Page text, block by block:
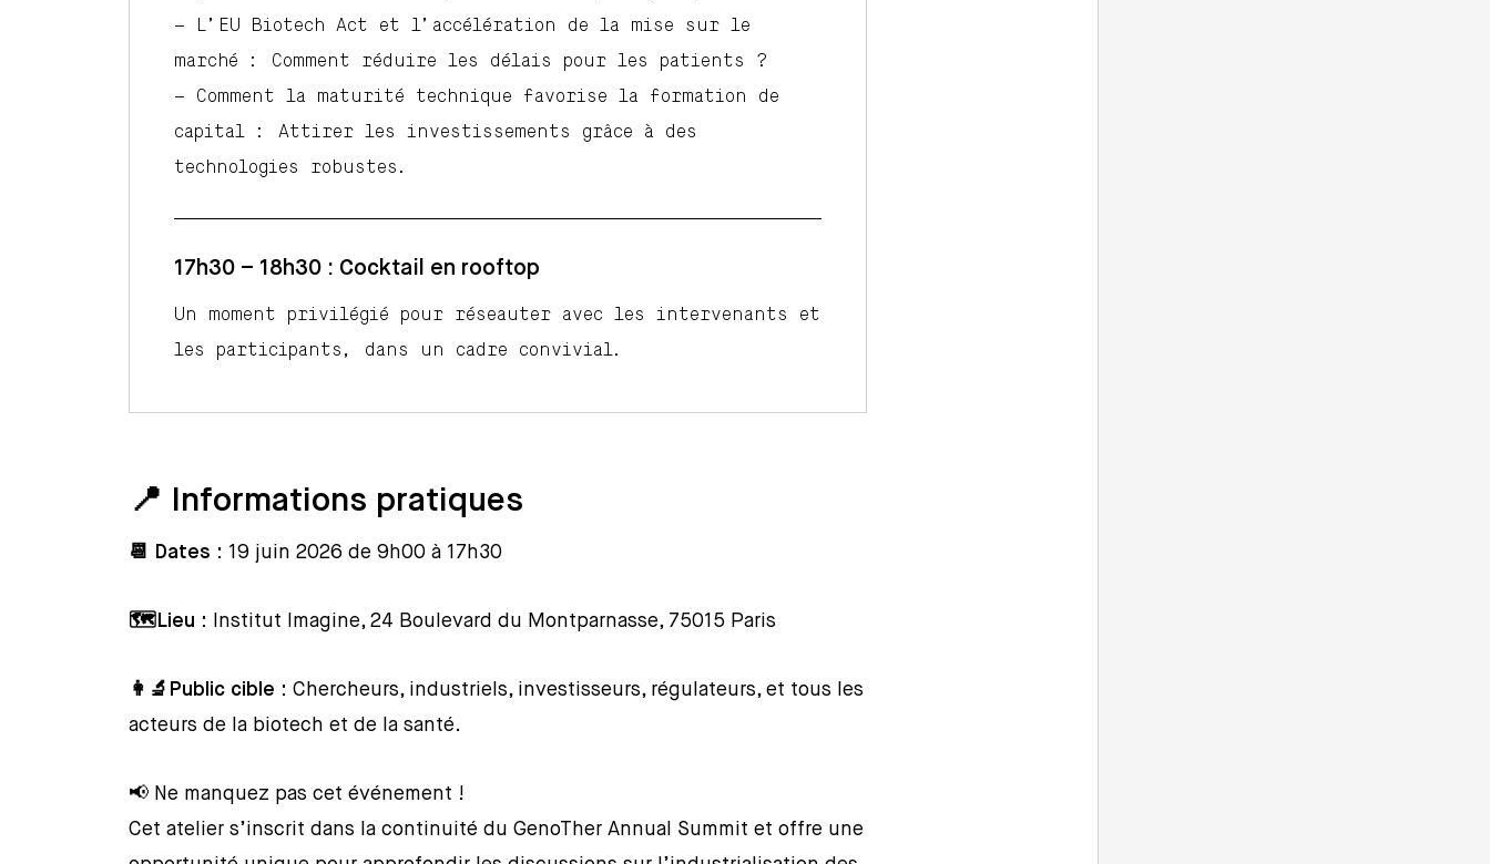
– L’EU Biotech Act et l’accélération de la mise sur le
marché : Comment réduire les délais pour les patients ?
– Comment la maturité technique favorise la formation de
capital : Attirer les investissements grâce à des
technologies robustes.
17h30 – 18h30 : Cocktail en rooftop
Un moment privilégié pour réseauter avec les intervenants et
les participants, dans un cadre convivial.
📍 Informations pratiques
📆 Dates : 19 juin 2026 de 9h00 à 17h30
🗺️Lieu : Institut Imagine, 24 Boulevard du Montparnasse, 75015 Paris
👩‍🔬Public cible : Chercheurs, industriels, investisseurs, régulateurs, et tous les
acteurs de la biotech et de la santé.
📢 Ne manquez pas cet événement !
Cet atelier s’inscrit dans la continuité du GenoTher Annual Summit et offre une